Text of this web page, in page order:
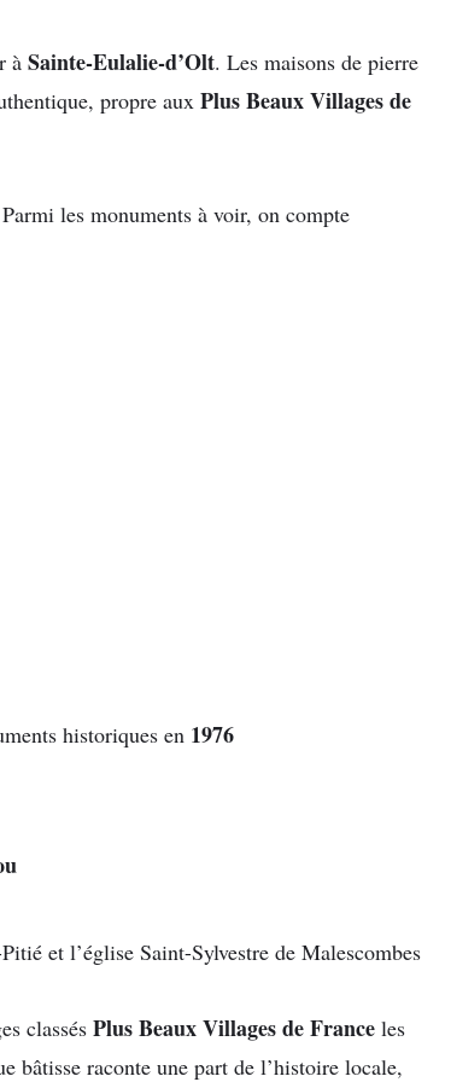
à Sainte-Eulalie-d’Olt. Les maisons de pierre
propre aux Plus Beaux Villages de
les monuments à voir, on compte
historiques en 1976
et l’église Saint-Sylvestre de Malescombes
classés Plus Beaux Villages de France les
bâtisse raconte une part de l’histoire locale,